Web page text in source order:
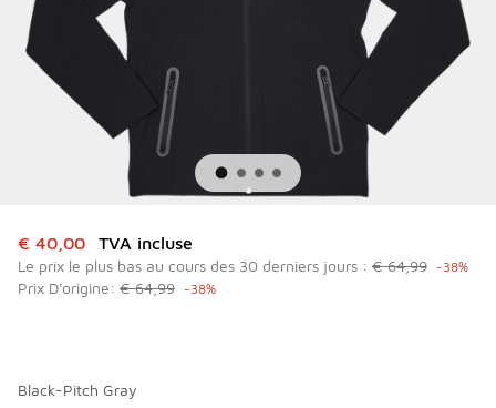
Cet article est en promotion. Prix en baisse de à € 40,00
€ 40,00 TVA incluse
Le prix le plus bas au cours des 30 derniers jours : € 64,99 -38%
Prix D'origine: € 64,99 -38%
Black-Pitch Gray